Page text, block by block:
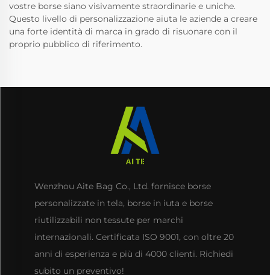
vostre borse siano visivamente straordinarie e uniche.
Questo livello di personalizzazione aiuta le aziende a creare
una forte identità di marca in grado di risuonare con il
proprio pubblico di riferimento.
Wenzhou Aite Bag Co., Ltd. fornisce borse
personalizzate in tela, borse in iuta e borse
riutilizzabili non tessute per marchi
internazionali. Certificata ISO 9001, con oltre 20
anni di esperienza e più di 4000 clienti. Richiedi
subito un preventivo!